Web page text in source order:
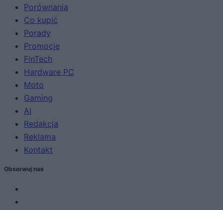
Porównania
Co kupić
Porady
Promocje
FinTech
Hardware PC
Moto
Gaming
AI
Redakcja
Reklama
Kontakt
Obserwuj nas